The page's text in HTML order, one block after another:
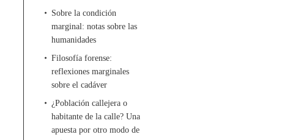
Sobre la condición
marginal: notas sobre las
humanidades
Filosofía forense:
reflexiones marginales
sobre el cadáver
¿Población callejera o
habitante de la calle? Una
apuesta por otro modo de